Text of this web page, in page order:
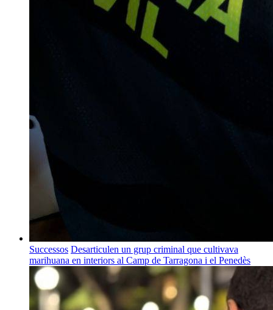
Successos Desarticulen un grup criminal que cultivava
marihuana en interiors al Camp de Tarragona i el Penedès